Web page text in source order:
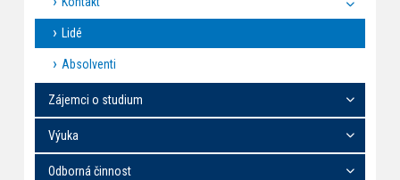
Lidé
Absolventi
Zájemci o studium
Výuka
Odborná činnost